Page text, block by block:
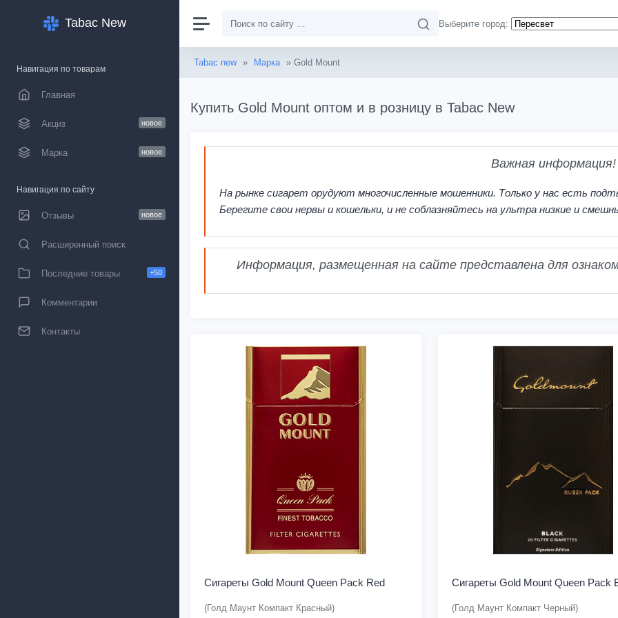
Tabac New
Навигация по товарам
Главная
Акциз новое
Марка новое
Навигация по сайту
Отзывы новое
Расширенный поиск
Последние товары +50
Комментарии
Контакты
Выберите город:
Tabac new » Марка » Gold Mount
Купить Gold Mount оптом и в розницу в Tabac New
Важная информация!
На рынке сигарет орудуют многочисленные мошенники. Только у нас есть
Берегите свои нервы и кошельки, и не соблазняйтесь на ультра низкие и
Информация, размещенная на сайте представлена для
Сигареты Gold Mount Queen Pack Red
(Голд Маунт Компакт Красный)
Сигареты Gold Mount Queen Pack
(Голд Маунт Компакт Черный)